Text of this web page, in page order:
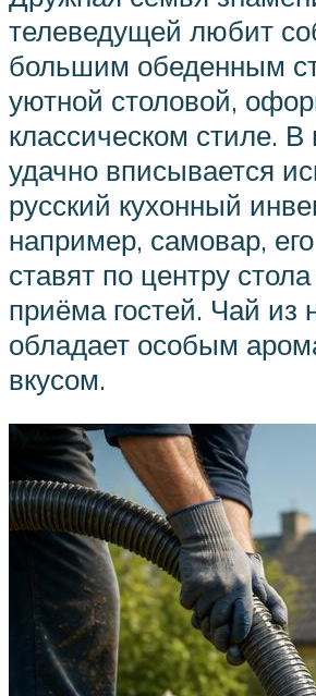
телеведущей любит
большим обеденным
уютной столовой,
классическом стиле. В
удачно вписывается
русский кухонный
например, самовар,
ставят по центру
приёма гостей. Чай из
обладает особым
вкусом.